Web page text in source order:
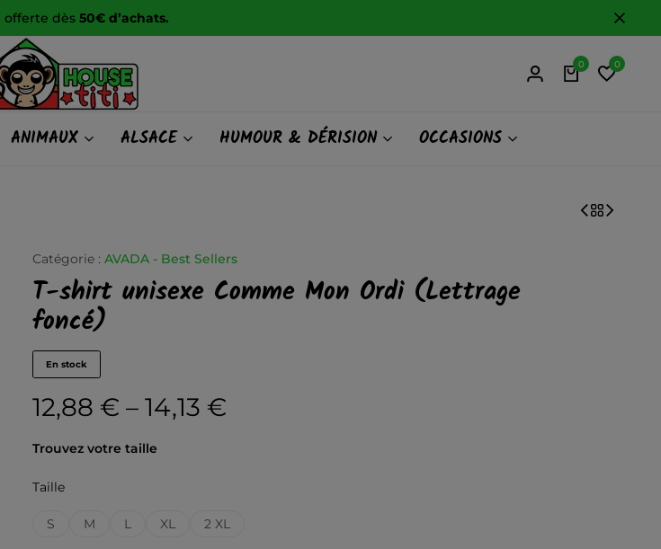
0 0
ANIMAUX ALSACE HUMOUR & DÉRISION OCCASIONS
Catégorie : AVADA - Best Sellers
T-shirt unisexe Comme Mon Ordi (Lettrage
foncé)
En stock
12,88 € – 14,13 €
Trouvez votre taille
Taille
S M L XL 2 XL